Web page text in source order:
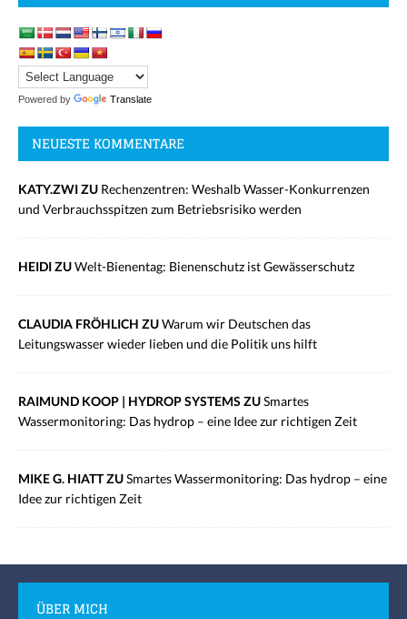
Powered by Translate
NEUESTE KOMMENTARE
KATY.ZWI ZU Rechenzentren: Weshalb Wasser-Konkurrenzen
und Verbrauchsspitzen zum Betriebsrisiko werden
HEIDI ZUWelt-Bienentag: Bienenschutz ist Gewässerschutz
CLAUDIA FRÖHLICH ZUWarum wir Deutschen das
Leitungswasser wieder lieben und die Politik uns hilft
RAIMUND KOOP | HYDROP SYSTEMS ZUSmartes
Wassermonitoring: Das hydrop – eine Idee zur richtigen Zeit
MIKE G. HIATT ZUSmartes Wassermonitoring: Das hydrop – eine
Idee zur richtigen Zeit
ÜBER MICH